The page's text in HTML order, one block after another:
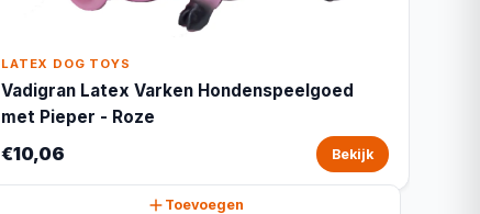
LATEX DOG TOYS
Vadigran Latex Varken Hondenspeelgoed
met Pieper - Roze
€10,06 Bekijk
Toevoegen